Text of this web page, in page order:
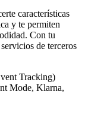
características
y te permiten
Con tu
de terceros
Tracking)
Mode, Klarna,